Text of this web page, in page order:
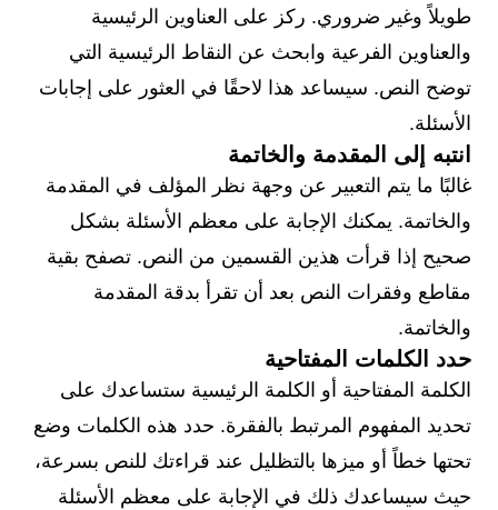
طويلاً وغير ضروري. ركز على العناوين الرئيسية
والعناوين الفرعية وابحث عن النقاط الرئيسية التي
توضح النص. سيساعد هذا لاحقًا في العثور على إجابات
الأسئلة.
انتبه إلى المقدمة والخاتمة
غالبًا ما يتم التعبير عن وجهة نظر المؤلف في المقدمة
والخاتمة. يمكنك الإجابة على معظم الأسئلة بشكل
صحيح إذا قرأت هذين القسمين من النص. تصفح بقية
مقاطع وفقرات النص بعد أن تقرأ بدقة المقدمة
والخاتمة.
حدد الكلمات المفتاحية
الكلمة المفتاحية أو الكلمة الرئيسية ستساعدك على
تحديد المفهوم المرتبط بالفقرة. حدد هذه الكلمات وضع
تحتها خطاً أو ميزها بالتظليل عند قراءتك للنص بسرعة،
حيث سيساعدك ذلك في الإجابة على معظم الأسئلة